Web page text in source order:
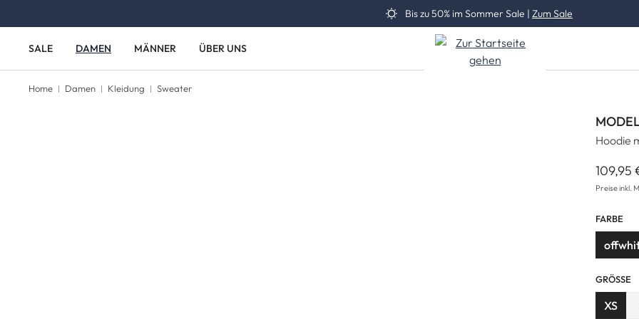
Bis zu 50% im Sommer Sale | Zum Sale
SALE DAMEN MÄNNER ÜBER UNS
Home Damen Kleidung Sweater
Hoodie
109,95
Preise inkl.
FARBE
GRÖSSE
XS